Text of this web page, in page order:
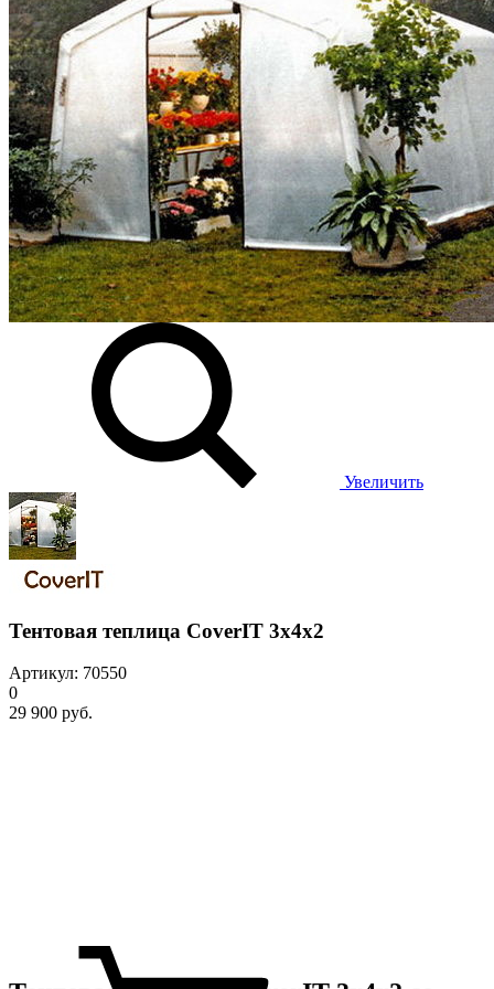
Увеличить
Тентовая теплица CoverIT 3х4х2
Артикул: 70550
0
29 900 руб.